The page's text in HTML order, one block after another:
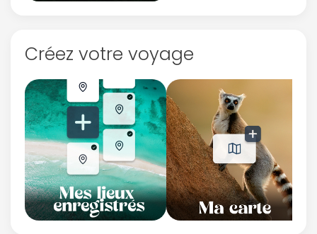
Créez votre voyage